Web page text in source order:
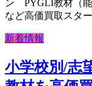
ン PYGLI教材（
など高価買取スタ
新着情報
小学校別/志